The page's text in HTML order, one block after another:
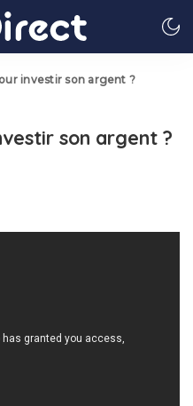
investir son argent ?
son argent ?